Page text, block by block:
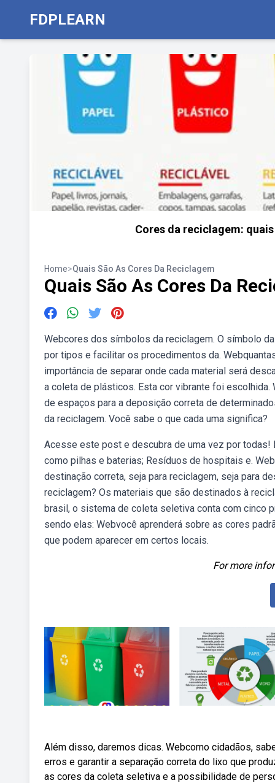
FDPLEARN
Cores da reciclagem:
Home>Quais São As Cores Da Reciclagem
Quais São As Cores Da
Webcores dos símbolos da reciclagem. O símbolo
por tipos e facilitar os procedimentos da.
importância de separar onde cada material será
a coleta de plásticos. Esta cor vibrante foi
de espaços para a deposição correta de
da reciclagem. Você sabe o que cada uma significa?
Acesse este post e descubra de uma vez por
como pilhas e baterias; Resíduos de hospitais e.
destinação correta, seja para reciclagem, seja para
reciclagem? Os materiais que são destinados à
brasil, o sistema de coleta seletiva conta com cinco
sendo elas: Webvocê aprenderá sobre as cores
que podem aparecer em certos locais.
For more
Além disso, daremos dicas. Webcomo cidadãos,
erros e garantir a separação correta do lixo que
as cores da coleta seletiva e a possibilidade de